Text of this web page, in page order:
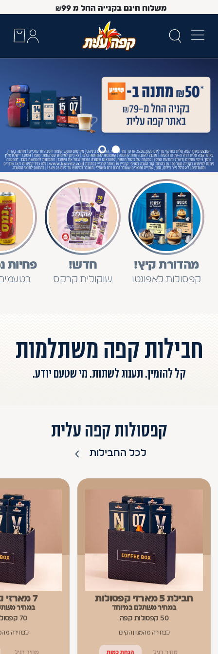
משלוח חינם בקנייה החל מ ₪99
Up and Down arrow keys to navigate search results.
פחיות חדש!
שוקולית קרקס
מהדורת קיץ!
קפסולות לאפוגטו
חבילות קפה משתלמות
קל להזמין. תענוג לשתות. מי שטעם יודע.
קפסולות קפה עלית
לכל החבילות
7 מארזי קפסולות
במחיר
70 קפסולות קפה
לבחירה
מחיר רגיל
חבילת 5 מארזי קפסולות
במחיר משתלם במיוחד
50 קפסולות קפה
לבחירה מהמגוון הקיים
מחיר רגיל הנחת כמות